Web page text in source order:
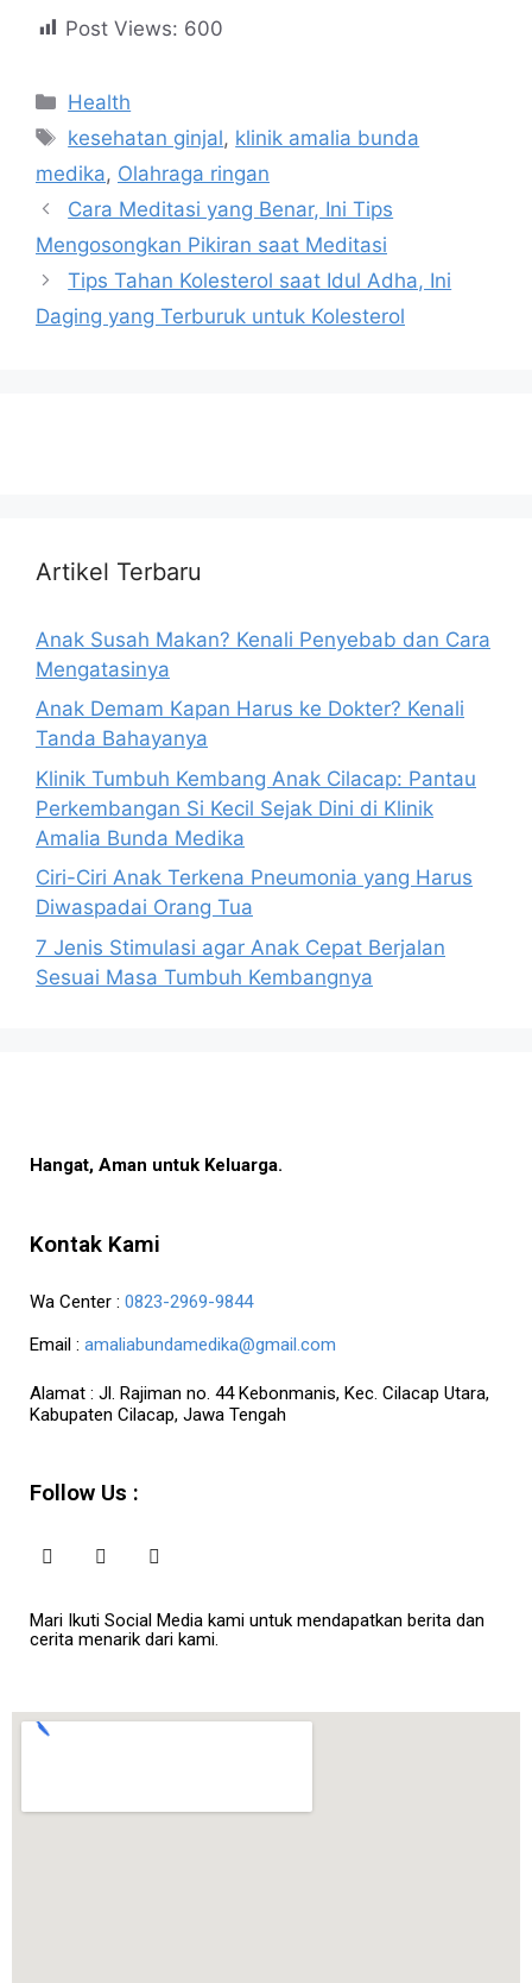
Post Views: 600
Health
kesehatan ginjal, klinik amalia bunda
medika, Olahraga ringan
Cara Meditasi yang Benar, Ini Tips
Mengosongkan Pikiran saat Meditasi
Tips Tahan Kolesterol saat Idul Adha, Ini
Daging yang Terburuk untuk Kolesterol
Artikel Terbaru
Anak Susah Makan? Kenali Penyebab dan Cara
Mengatasinya
Anak Demam Kapan Harus ke Dokter? Kenali
Tanda Bahayanya
Klinik Tumbuh Kembang Anak Cilacap: Pantau
Perkembangan Si Kecil Sejak Dini di Klinik
Amalia Bunda Medika
Ciri-Ciri Anak Terkena Pneumonia yang Harus
Diwaspadai Orang Tua
7 Jenis Stimulasi agar Anak Cepat Berjalan
Sesuai Masa Tumbuh Kembangnya
Hangat, Aman untuk Keluarga.
Kontak Kami
Wa Center : 0823-2969-9844
Email : amaliabundamedika@gmail.com
Alamat : Jl. Rajiman no. 44 Kebonmanis, Kec. Cilacap Utara,
Kabupaten Cilacap, Jawa Tengah
Follow Us :
Mari Ikuti Social Media kami untuk mendapatkan berita dan
cerita menarik dari kami.